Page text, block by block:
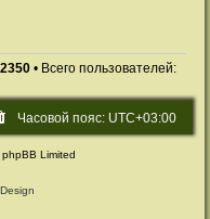
2350 • Всего пользователей:
Часовой пояс: UTC+03:00
Limited